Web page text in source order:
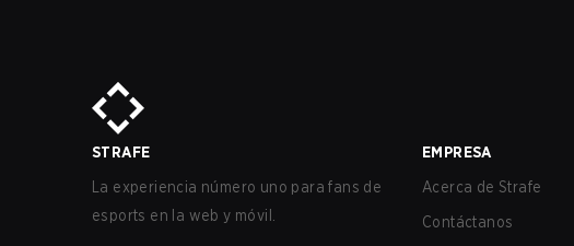
STRAFE
La experiencia número uno para fans de
esports en la web y móvil.
EMPRESA
Acerca de Strafe
Contáctanos